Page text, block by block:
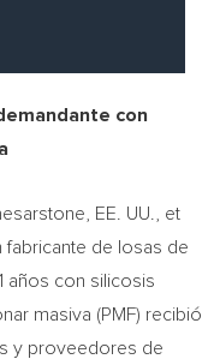
con
EE. UU., et
fabricante de losas de
años con silicosis
masiva (PMF) recibió
y proveedores de